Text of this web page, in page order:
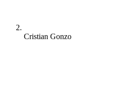
Cristian Gonzo